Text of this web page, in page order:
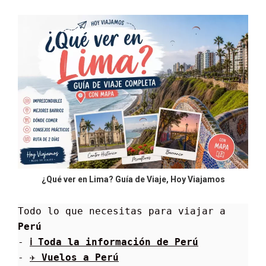
¿Qué ver en Lima? Guía de Viaje, Hoy Viajamos
Perú
- ℹ Toda la información de Perú
- ✈ Vuelos a Perú